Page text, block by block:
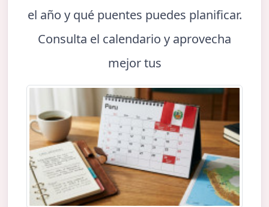
el año y qué puentes puedes planificar.
Consulta el calendario y aprovecha
mejor tus